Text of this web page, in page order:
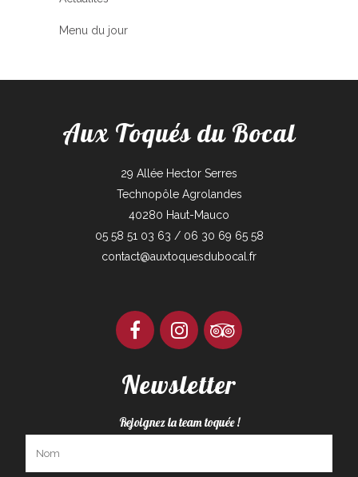
Menu du jour
Aux Toqués du Bocal
29 Allée Hector Serres
Technopôle Agrolandes
40280 Haut-Mauco
05 58 51 03 63 / 06 30 69 65 58
contact@auxtoquesdubocal.fr
Newsletter
Rejoignez la team toquée !